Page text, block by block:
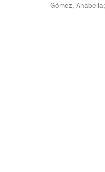
Gómez, Anabella;